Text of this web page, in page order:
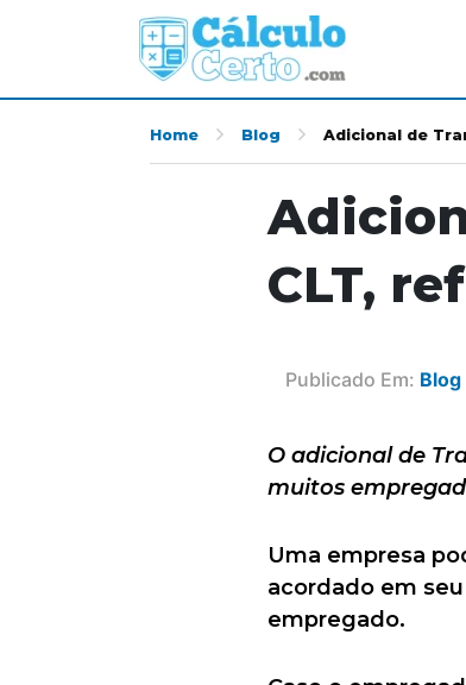
Home Blog Adicional de
CLT,
Publicado Em: Blog
O adicional de
muitos
Uma empresa
acordado em
empregado.